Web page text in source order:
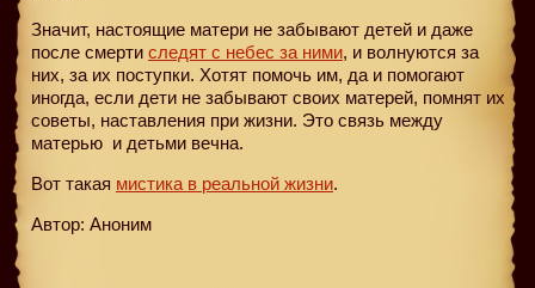
Значит, настоящие матери не забывают детей и даже
после смерти следят с небес за ними, и волнуются за
них, за их поступки. Хотят помочь им, да и помогают
иногда, если дети не забывают своих матерей, помнят их
советы, наставления при жизни. Это связь между
матерью и детьми вечна.
Вот такая мистика в реальной жизни.
Автор: Аноним